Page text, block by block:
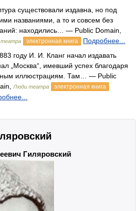
существовали издавна, но под
названиями, а то и совсем без
находились… — Public Domain,
электронная книга
Подробнее...
году И. И. Кланг начал издавать
„Москва“, имевший успех благодаря
иллюстрациям. Там… — Public
Люди театра электронная книга
Гиляровский